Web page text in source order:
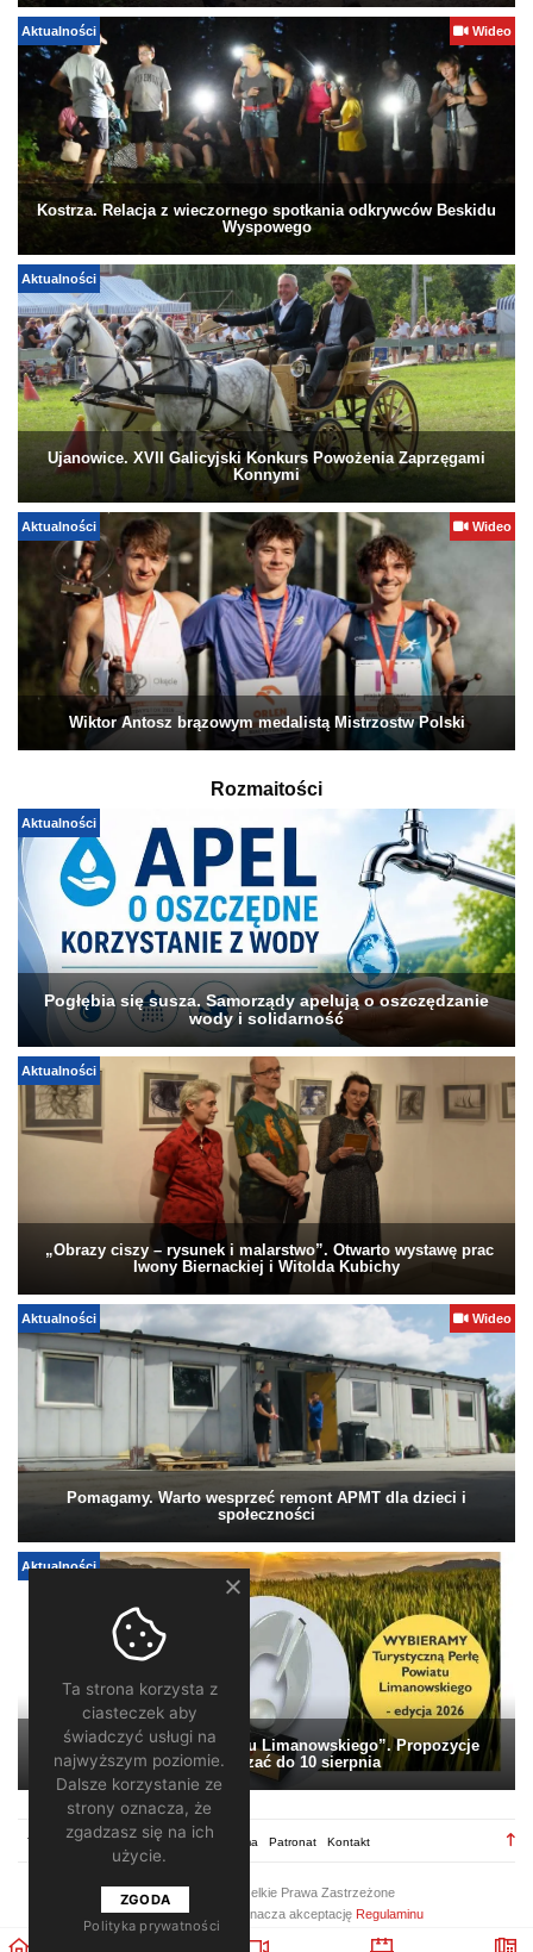
Aktualności Wideo
Kostrza. Relacja z wieczornego spotkania odkrywców Beskidu
Wyspowego
Aktualności
Ujanowice. XVII Galicyjski Konkurs Powożenia Zaprzęgami
Konnymi
Aktualności Wideo
Wiktor Antosz brązowym medalistą Mistrzostw Polski
Rozmaitości
Aktualności
Pogłębia się susza. Samorządy apelują o oszczędzanie
wody i solidarność
Aktualności
„Obrazy ciszy – rysunek i malarstwo”. Otwarto wystawę prac
Iwony Biernackiej i Witolda Kubichy
Aktualności Wideo
Pomagamy. Warto wesprzeć remont APMT dla dzieci i
społeczności
Aktualności
„Turystyczna Perła Powiatu Limanowskiego”. Propozycje
można zgłaszać do 10 sierpnia
Regulamin Redakcja Reklama Patronat Kontakt
2026 ©
/ Wszelkie Prawa Zastrzeżone
Korzystanie z portalu oznacza akceptację Regulaminu
Ta strona korzysta z
ciasteczek aby
świadczyć usługi na
najwyższym poziomie.
Dalsze korzystanie ze
strony oznacza, że
zgadzasz się na ich
użycie.
ZGODA
Polityka prywatności